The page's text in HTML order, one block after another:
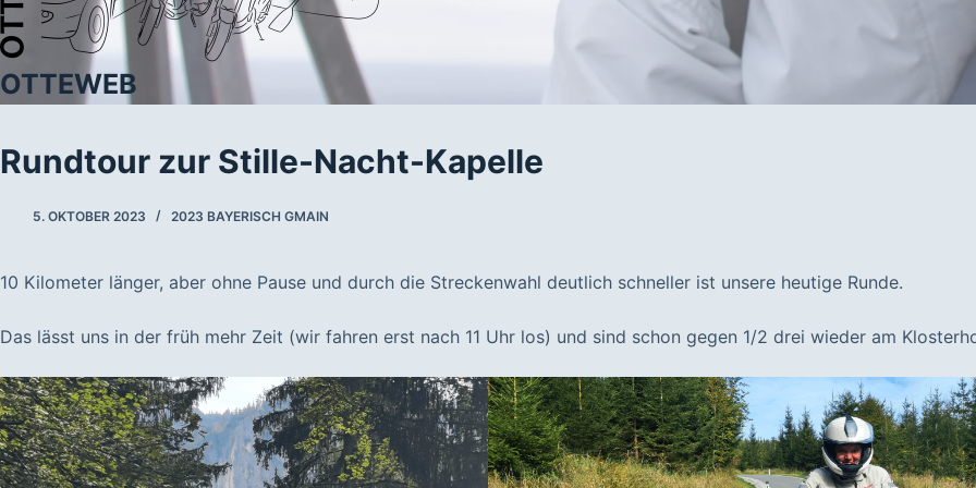
OTTEWEB
Rundtour zur Stille-Nacht-Kapelle
5. OKTOBER 2023 2023 BAYERISCH GMAIN
10 Kilometer länger, aber ohne Pause und durch die Streckenwahl deutlich schneller ist unsere heutige Runde.
Das lässt uns in der früh mehr Zeit (wir fahren erst nach 11 Uhr los) und sind schon gegen 1/2 drei wieder am